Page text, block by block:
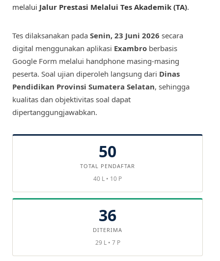
melalui Jalur Prestasi Melalui Tes Akademik (TA).
Tes dilaksanakan pada Senin, 23 Juni 2026 secara
digital menggunakan aplikasi Exambro berbasis
Google Form melalui handphone masing-masing
peserta. Soal ujian diperoleh langsung dari Dinas
Pendidikan Provinsi Sumatera Selatan, sehingga
kualitas dan objektivitas soal dapat
dipertanggungjawabkan.
50
TOTAL PENDAFTAR
40 L • 10 P
36
DITERIMA
29 L • 7 P